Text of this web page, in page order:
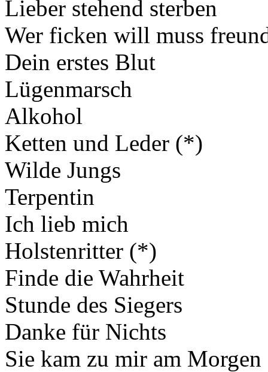
Lieber stehend sterben
Wer ficken will muss
Dein erstes Blut
Lügenmarsch
Alkohol
Ketten und Leder (*)
Wilde Jungs
Terpentin
Ich lieb mich
Holstenritter (*)
Finde die Wahrheit
Stunde des Siegers
Danke für Nichts
Sie kam zu mir am